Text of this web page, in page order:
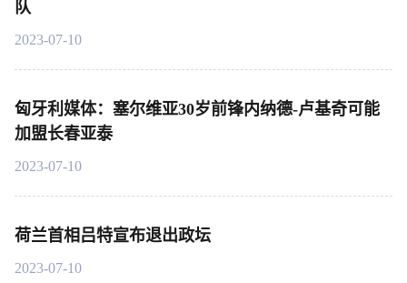
队
2023-07-10
匈牙利媒体：塞尔维亚30岁前锋内纳德-卢基奇可能
加盟长春亚泰
2023-07-10
荷兰首相吕特宣布退出政坛
2023-07-10